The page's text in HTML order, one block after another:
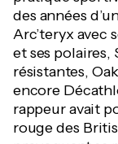
des années
Arc’teryx avec
et ses polaires,
résistantes,
encore
rappeur avait
rouge des